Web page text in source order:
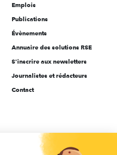
Emplois
Publications
Évènements
Annuaire des solutions RSE
S'inscrire aux newsletters
Journalistes et rédacteurs
Contact